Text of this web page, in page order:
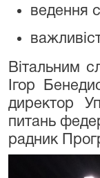
ведення
Вітальним
Ігор
директор
питань
радник